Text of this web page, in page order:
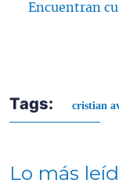
Encuentran
Tags: cristian
Lo más